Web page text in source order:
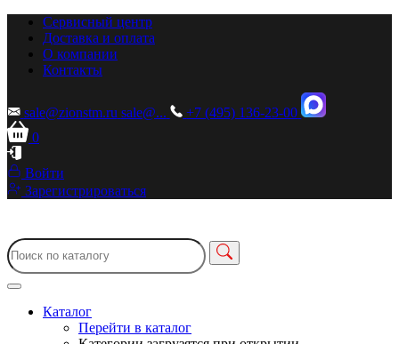
Сервисный центр
Доставка и оплата
О компании
Контакты
sale@zionstm.ru sale@...
+7 (495) 136-23-00
0
Войти
Зарегистрироваться
Каталог
Перейти в каталог